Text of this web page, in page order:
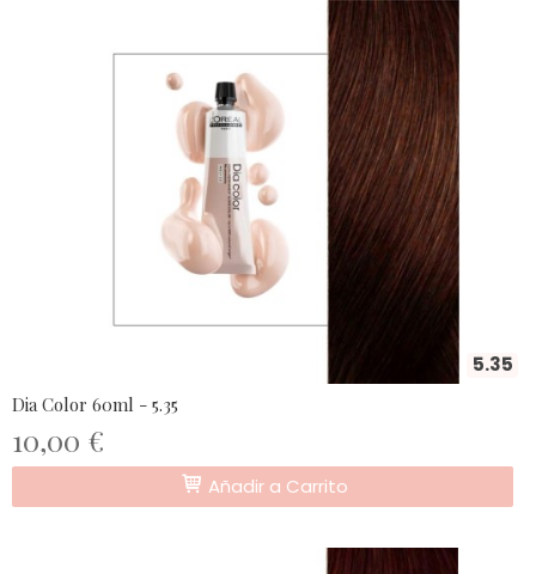
5.35
Dia Color 60ml - 5.35
10,00 €
Añadir a Carrito